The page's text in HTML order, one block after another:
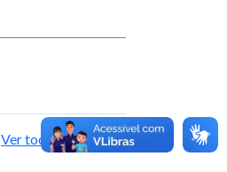
Ver todas as notícias